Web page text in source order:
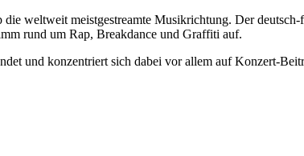
weltweit meistgestreamte Musikrichtung. Der
rund um Rap, Breakdance und Graffiti auf.
und konzentriert sich dabei vor allem auf Konzert-